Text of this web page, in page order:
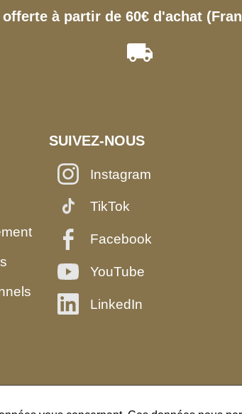
à partir de 60€ d'achat
SUIVEZ-NOUS
Instagram
TikTok
Facebook
YouTube
LinkedIn